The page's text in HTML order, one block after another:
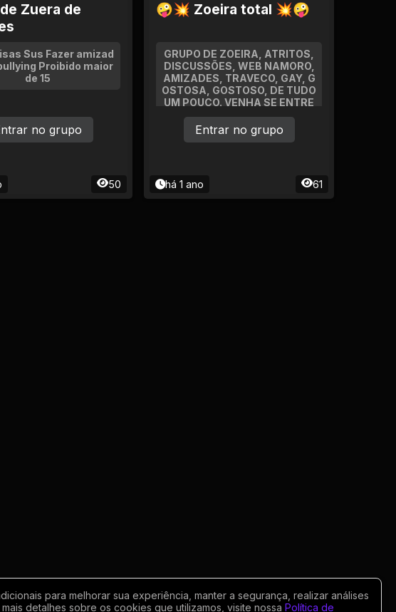
Zuera de
Sus Fazer amizad
Proibido maior
de 15
50
no grupo
🤪💥 Zoeira total 💥🤪
GRUPO DE ZOEIRA, ATRITOS,
DISCUSSÕES, WEB NAMORO,
AMIZADES, TRAVECO, GAY, G
OSTOSA, GOSTOSO, DE TUDO
UM POUCO. VENHA SE ENTRE
TER COM NOX
há 1 ano 61
Entrar no grupo
para melhorar sua experiência, manter a segurança, realizar análises
detalhes sobre os cookies que utilizamos, visite nossa Política de